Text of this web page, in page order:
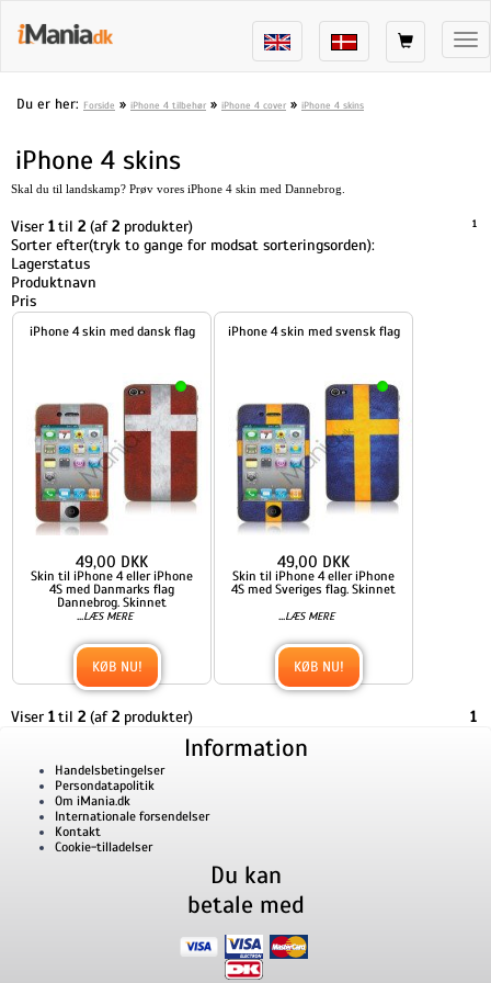
Du er her: Forside » iPhone 4 tilbehør » iPhone 4 cover » iPhone 4 skins
iPhone 4 skins
Skal du til landskamp? Prøv vores iPhone 4 skin med Dannebrog.
Viser 1til 2 (af2 produkter) 1
Sorter efter(tryk to gange for modsat sorteringsorden):
Lagerstatus
Produktnavn
Pris
iPhone 4 skin med dansk flag
Skin til iPhone 4 eller iPhone
4S med Danmarks flag
Dannebrog. Skinnet
...LÆS MERE
49,00 DKK
KØB NU!
iPhone 4 skin med svensk flag
Skin til iPhone 4 eller iPhone
4S med Sveriges flag. Skinnet
...LÆS MERE
49,00 DKK
KØB NU!
Viser 1til 2 (af2 produkter) 1
Information
Handelsbetingelser
Persondatapolitik
Om iMania.dk
Internationale forsendelser
Kontakt
Cookie-tilladelser
Du kan
betale med